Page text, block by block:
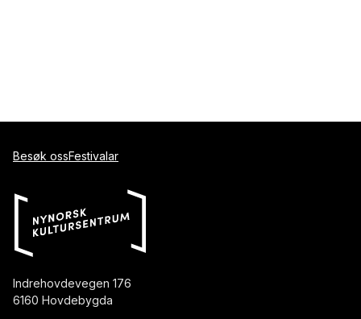
Besøk ossFestivalar
Indrehovdevegen 176
6160 Hovdebygda